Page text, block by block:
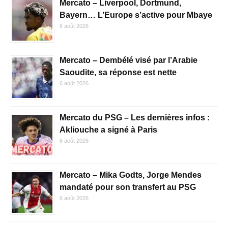
Mercato – Liverpool, Dortmund,
Bayern… L’Europe s’active pour Mbaye
6 août 2026
Mercato – Dembélé visé par l’Arabie
Saoudite, sa réponse est nette
6 août 2026
Mercato du PSG – Les dernières infos :
Akliouche a signé à Paris
6 août 2026
Mercato – Mika Godts, Jorge Mendes
mandaté pour son transfert au PSG
6 août 2026